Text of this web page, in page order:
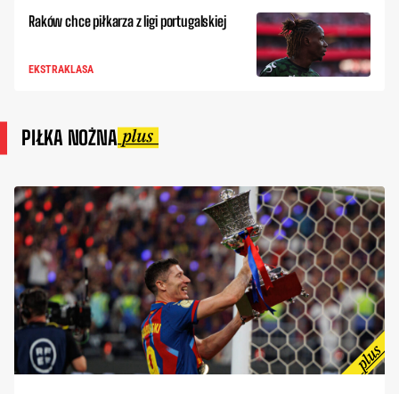
Raków chce piłkarza z ligi portugalskiej
EKSTRAKLASA
PIŁKA NOŻNA